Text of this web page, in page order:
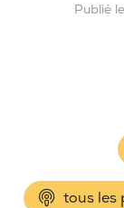
Publié le
tous les